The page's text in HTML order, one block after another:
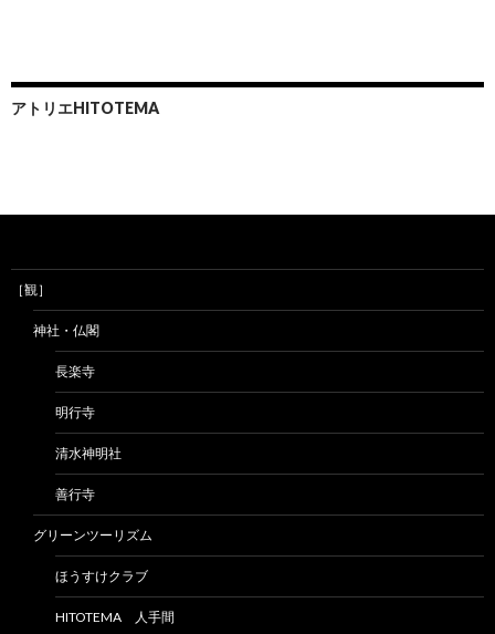
アトリエHITOTEMA
［観］
神社・仏閣
長楽寺
明行寺
清水神明社
善行寺
グリーンツーリズム
ほうすけクラブ
HITOTEMA 人手間